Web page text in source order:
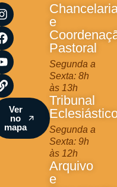
I
n
s
t
a
g
r
a
m
F
a
c
e
b
o
o
k
Y
o
u
t
u
b
e
L
i
n
k
Ver
no
mapa
e
Pastoral
Segunda a
Sexta: 8h
às 13h
Tribunal
Segunda a
Sexta: 9h
às 12h
Arquivo
e